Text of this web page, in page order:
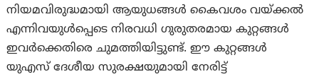
നിയമവിരുദ്ധമായി ആയുധങ്ങൾ കൈവശം വയ്ക്കൽ
എന്നിവയുൾപ്പെടെ നിരവധി ഗുരുതരമായ കുറ്റങ്ങൾ
ഇവർക്കെതിരെ ചുമത്തിയിട്ടുണ്ട്. ഈ കുറ്റങ്ങൾ
യുഎസ് ദേശീയ സുരക്ഷയുമായി നേരിട്ട്